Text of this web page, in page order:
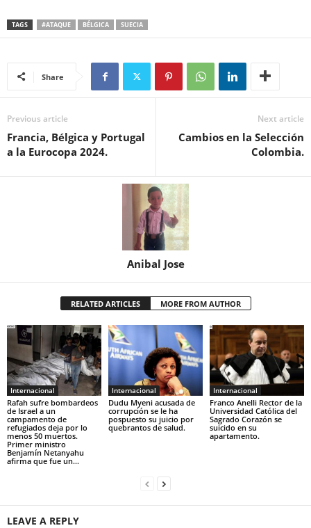
TAGS #ATAQUE BÉLGICA SUECIA
Share
Previous article
Francia, Bélgica y Portugal
a la Eurocopa 2024.
Next article
Cambios en la Selección
Colombia.
Anibal Jose
RELATED ARTICLES MORE FROM AUTHOR
Internacional
Rafah sufre bombardeos
de Israel a un
campamento de
refugiados deja por lo
menos 50 muertos.
Primer ministro
Benjamín Netanyahu
afirma que fue un...
Internacional
Dudu Myeni acusada de
corrupción se le ha
pospuesto su juicio por
quebrantos de salud.
Internacional
Franco Anelli Rector de la
Universidad Católica del
Sagrado Corazón se
suicido en su
apartamento.
LEAVE A REPLY